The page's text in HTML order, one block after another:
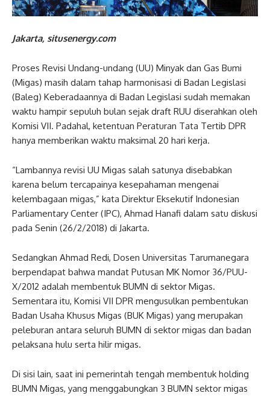
Jakarta, situsenergy.com
Proses Revisi Undang-undang (UU) Minyak dan Gas Bumi
(Migas) masih dalam tahap harmonisasi di Badan Legislasi
(Baleg) Keberadaannya di Badan Legislasi sudah memakan
waktu hampir sepuluh bulan sejak draft RUU diserahkan oleh
Komisi VII. Padahal, ketentuan Peraturan Tata Tertib DPR
hanya memberikan waktu maksimal 20 hari kerja.
“Lambannya revisi UU Migas salah satunya disebabkan
karena belum tercapainya kesepahaman mengenai
kelembagaan migas,” kata Direktur Eksekutif Indonesian
Parliamentary Center (IPC), Ahmad Hanafi dalam satu diskusi
pada Senin (26/2/2018) di Jakarta.
Sedangkan Ahmad Redi, Dosen Universitas Tarumanegara
berpendapat bahwa mandat Putusan MK Nomor 36/PUU-
X/2012 adalah membentuk BUMN di sektor Migas.
Sementara itu, Komisi VII DPR mengusulkan pembentukan
Badan Usaha Khusus Migas (BUK Migas) yang merupakan
peleburan antara seluruh BUMN di sektor migas dan badan
pelaksana hulu serta hilir migas.
Di sisi lain, saat ini pemerintah tengah membentuk holding
BUMN Migas, yang menggabungkan 3 BUMN sektor migas